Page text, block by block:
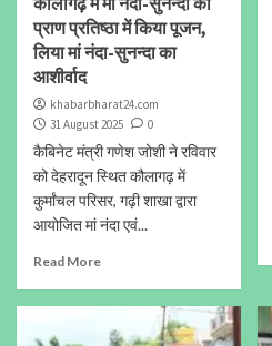
प्राण प्रतिष्ठा में किया पूजन,
लिया मां नंदा-सुनन्दा का
आशीर्वाद
khabarbharat24.com
31 August 2025
0
कैबिनेट मंत्री गणेश जोशी ने रविवार
को देहरादून स्थित कौलागढ़ में
कुर्मांचल परिसर, गढ़ी शाखा द्वारा
आयोजित मां नंदा एवं...
Read More